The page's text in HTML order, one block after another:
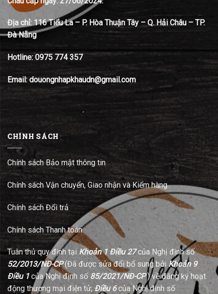
Địa chỉ: 116 Tiểu La – P. Hòa Thuận Tây – Q. Hải Châu – TP.
Đà Nẵng
Hotline: 0975 774 357
Email: douongnhapkhaudn@gmail.com
CHÍNH SÁCH
Chính sách Bảo mật thông tin
Chính sách Vận chuyển, Giao nhận và Kiểm hàng
Chính sách Đổi trả
Chính sách Thanh toán
Tuân thủ quy định tại Khoản 1 Điều 27của Nghị định số
52/2013/NĐ-CP(Đã được sửa đổi bổ sung bởi Khoản 9
Điều 1của Nghị định số 85/2021/NĐ-CP) về đăng ký hoạt
động thương mại điện tử; Điều 6của Nghị định số